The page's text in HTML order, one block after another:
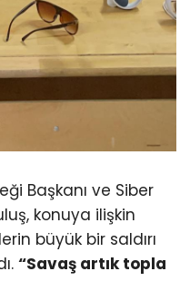
Başkanı ve Siber
konuya ilişkin
büyük bir saldırı
“Savaş artık topla